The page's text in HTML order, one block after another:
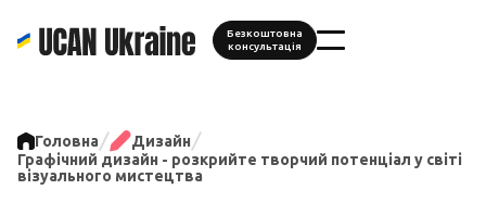
Безкоштовна
консультація
Головна
Дизайн
Графічний дизайн - розкрийте творчий потенціал у світі
візуального мистецтва